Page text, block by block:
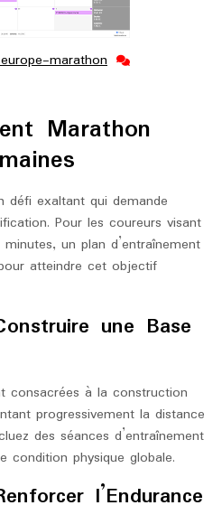
marathon ing-
Marathon
défi exaltant qui demande
Pour les coureurs visant
un plan d’entraînement
atteindre cet objectif
une Base
consacrées à la construction
progressivement la distance
des séances d’entraînement
condition physique globale.
l’Endurance